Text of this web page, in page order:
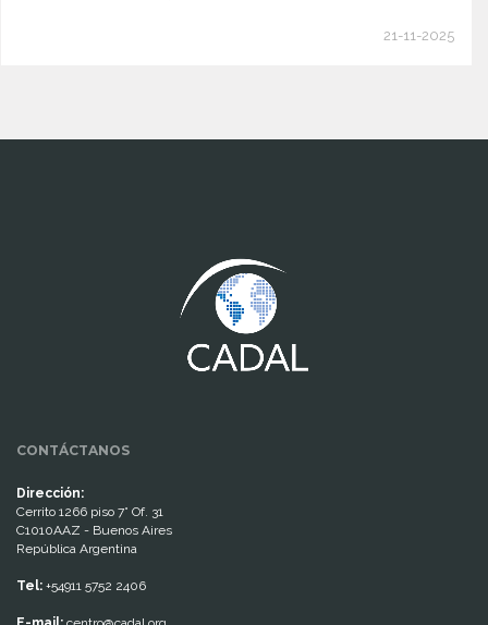
21-11-2025
CONTÁCTANOS
Dirección:
Cerrito 1266 piso 7° Of. 31
C1010AAZ - Buenos Aires
República Argentina
Tel: +54911 5752 2406